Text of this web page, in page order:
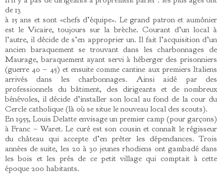
de 13
à 15 ans et sont «chefs d’équipe». Le grand patron et aumônier
est le Vicaire, toujours sur la brèche. Courant d’un local à
l’autre, il décide de s’en approprier un. Il fait l’acquisition d’un
ancien baraquement se trouvant dans les charbonnages de
Maurage, baraquement ayant servi à héberger des prisonniers
(guerre 40 – 45) et ensuite comme cantine aux premiers Italiens
arrivés dans les charbonnages. Ainsi aidé par des
professionnels du bâtiment, des dirigeants et de nombreux
bénévoles, il décide d’installer son local au fond de la cour du
Cercle catholique (là où se situe le nouveau local des scouts).
En 1955, Louis Delatte envisage un premier camp (pour garçons)
à Franc – Waret. Le curé est son cousin et connaît le régisseur
du château qui accepte d’en prêter les dépendances. Trois
années de suite, les 20 à 30 jeunes rhodiens ont gambadé dans
les bois et les prés de ce petit village qui comptait à cette
époque 200 habitants.